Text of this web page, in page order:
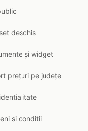
deschis
și widget
prețuri pe județe
si conditii